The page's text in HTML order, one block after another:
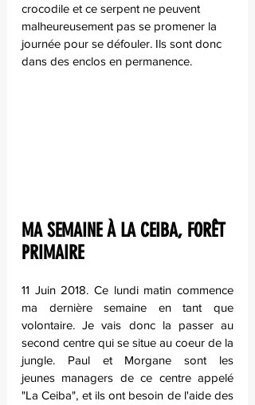
crocodile et ce serpent ne peuvent
malheureusement pas se promener la
journée pour se défouler. Ils sont donc
dans des enclos en permanence.
MA SEMAINE À LA CEIBA, FORÊT
PRIMAIRE
11 Juin 2018. Ce lundi matin commence
ma dernière semaine en tant que
volontaire. Je vais donc la passer au
second centre qui se situe au coeur de la
jungle. Paul et Morgane sont les
jeunes managers de ce centre appelé
"La Ceiba", et ils ont besoin de l'aide des